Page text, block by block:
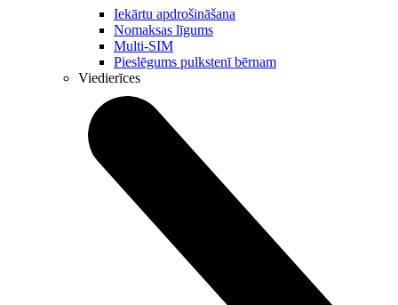
Iekārtu apdrošināšana
Nomaksas līgums
Multi-SIM
Pieslēgums pulkstenī bērnam
Viedierīces